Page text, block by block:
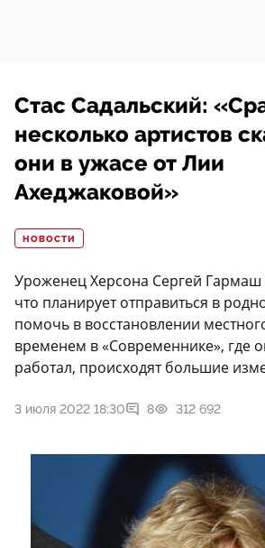
Стас Садальский:
несколько артистов
они в ужасе от Лии
Ахеджаковой»
НОВОСТИ
Уроженец Херсона Сергей Гармаш
что планирует отправиться в
помочь в восстановлении
временем в «Современнике», где
работал, происходят большие
3 июля 2022 18:30 8 312 692